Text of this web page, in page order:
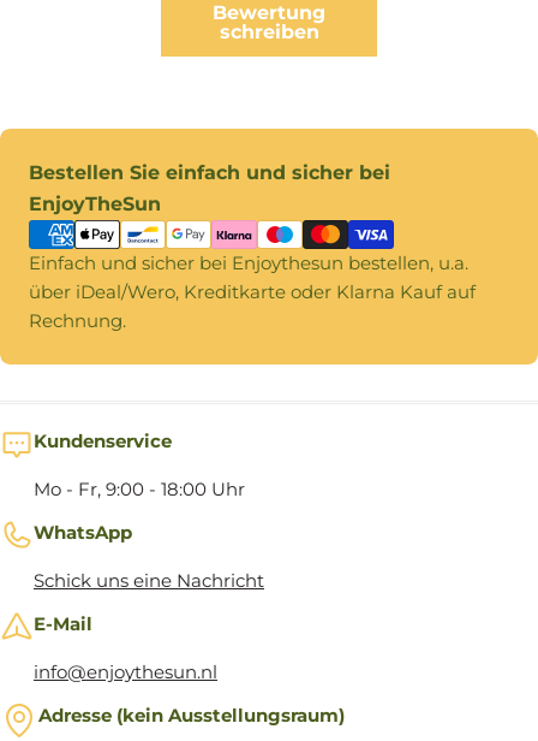
Bewertung
schreiben
Bestellen Sie einfach und sicher bei
EnjoyTheSun
Zahlungsmethoden
Einfach und sicher bei Enjoythesun bestellen, u.a.
über iDeal/Wero, Kreditkarte oder Klarna Kauf auf
Rechnung.
Kundenservice
Mo - Fr, 9:00 - 18:00 Uhr
WhatsApp
Schick uns eine Nachricht
E-Mail
info@enjoythesun.nl
Adresse (kein Ausstellungsraum)